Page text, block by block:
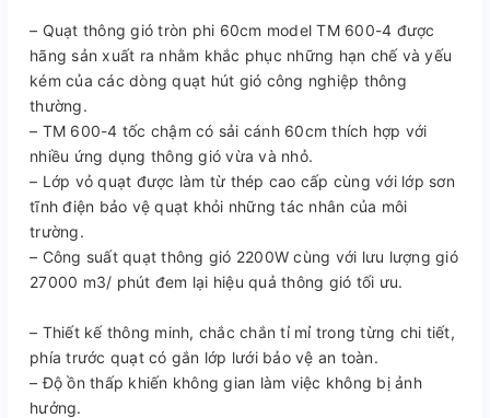
– Quạt thông gió tròn phi 60cm model TM 600-4 được
hãng sản xuất ra nhằm khắc phục những hạn chế và yếu
kém của các dòng quạt hút gió công nghiệp thông
thường.
– TM 600-4 tốc chậm có sải cánh 60cm thích hợp với
nhiều ứng dụng thông gió vừa và nhỏ.
– Lớp vỏ quạt được làm từ thép cao cấp cùng với lớp sơn
tĩnh điện bảo vệ quạt khỏi những tác nhân của môi
trường.
– Công suất quạt thông gió 2200W cùng với lưu lượng gió
27000 m3/ phút đem lại hiệu quả thông gió tối ưu.
– Thiết kế thông minh, chắc chắn tỉ mỉ trong từng chi tiết,
phía trước quạt có gắn lớp lưới bảo vệ an toàn.
– Độ ồn thấp khiến không gian làm việc không bị ảnh
hưởng.